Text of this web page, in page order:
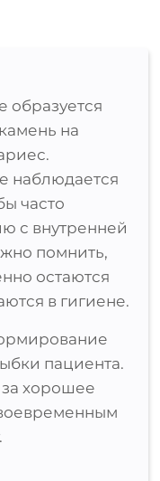
образуется
на
наблюдается
часто
с внутренней
помнить,
остаются
в гигиене.
пациента.
за хорошее